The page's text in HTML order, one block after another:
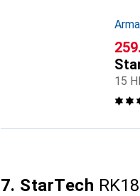
CHF
15
7. StarTech